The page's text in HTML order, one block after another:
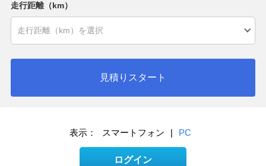
走行距離（km）
見積りスタート
表示： スマートフォン | PC
ログイン